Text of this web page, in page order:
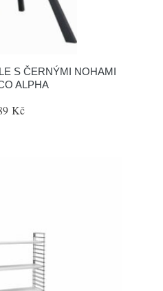
S ČERNÝMI NOHAMI
ALPHA
Kč